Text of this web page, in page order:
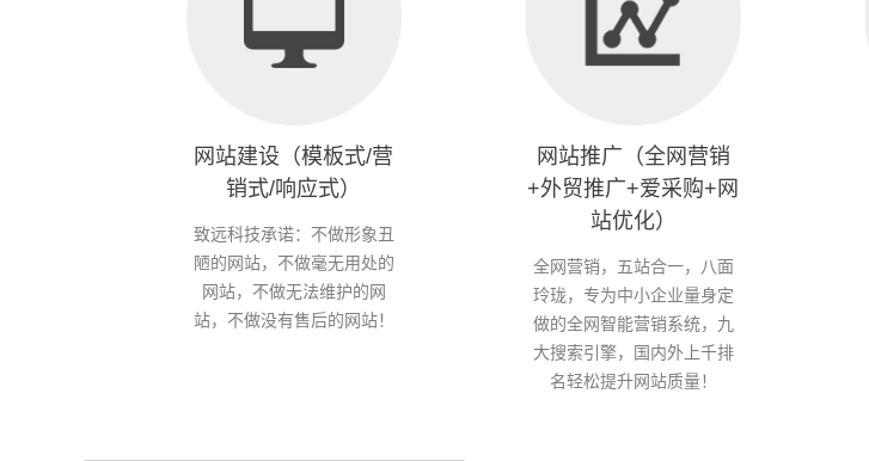
网站建设（模板式/营
销式/响应式）
致远科技承诺：不做形象丑
陋的网站，不做毫无用处的
网站，不做无法维护的网
站，不做没有售后的网站！
网站推广（全网营销
+外贸推广+爱采购+网
站优化）
全网营销，五站合一，八面
玲珑，专为中小企业量身定
做的全网智能营销系统，九
大搜索引擎，国内外上千排
名轻松提升网站质量！